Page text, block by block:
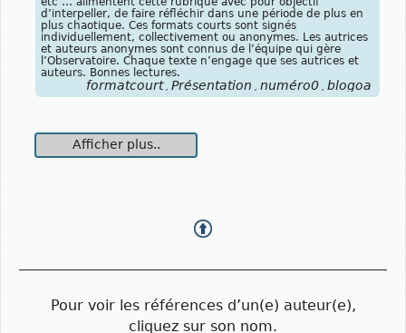
d’interpeller, de faire réfléchir dans une période de plus en
plus chaotique. Ces formats courts sont signés
individuellement, collectivement ou anonymes. Les autrices
et auteurs anonymes sont connus de l’équipe qui gère
l’Observatoire. Chaque texte n’engage que ses autrices et
auteurs. Bonnes lectures.
formatcourt , Présentation , numéro0 , blogoa
Afficher plus..
Pour voir les références d’un(e) auteur(e),
cliquez sur son nom.